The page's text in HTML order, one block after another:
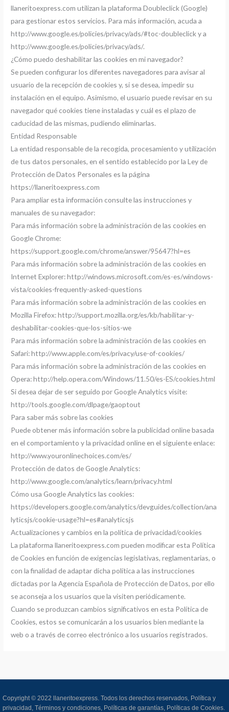
llaneritoexpress.com utilizan la plataforma Doubleclick (Google)
para gestionar estos servicios. Para más información, acuda a
http://www.google.es/policies/privacy/ads/#toc-doubleclick y a
http://www.google.es/policies/privacy/ads/.
¿Cómo puedo deshabilitar las cookies en mi navegador?
Se pueden configurar los diferentes navegadores para avisar al
usuario de la recepción de cookies y, si se desea, impedir su
instalación en el equipo. Asimismo, el usuario puede revisar en su
navegador qué cookies tiene instaladas y cuál es el plazo de
caducidad de las mismas, pudiendo eliminarlas.
Entidad Responsable
La entidad responsable de la recogida, procesamiento y utilización
de tus datos personales, en el sentido establecido por la Ley de
Protección de Datos Personales es la página
https://llaneritoexpress.com
Para ampliar esta información consulte las instrucciones y
manuales de su navegador:
Para más información sobre la administración de las cookies en
Google Chrome:
https://support.google.com/chrome/answer/95647?hl=es
Para más información sobre la administración de las cookies en
Internet Explorer: http://windows.microsoft.com/es-es/windows-
vista/cookies-frequently-asked-questions
Para más información sobre la administración de las cookies en
Mozilla Firefox: http://support.mozilla.org/es/kb/habilitar-y-
deshabilitar-cookies-que-los-sitios-we
Para más información sobre la administración de las cookies en
Safari: http://www.apple.com/es/privacy/use-of-cookies/
Para más información sobre la administración de las cookies en
Opera: http://help.opera.com/Windows/11.50/es-ES/cookies.html
Si desea dejar de ser seguido por Google Analytics visite:
http://tools.google.com/dlpage/gaoptout
Para saber más sobre las cookies
Puede obtener más información sobre la publicidad online basada
en el comportamiento y la privacidad online en el siguiente enlace:
http://www.youronlinechoices.com/es/
Protección de datos de Google Analytics:
http://www.google.com/analytics/learn/privacy.html
Cómo usa Google Analytics las cookies:
https://developers.google.com/analytics/devguides/collection/ana
lyticsjs/cookie-usage?hl=es#analyticsjs
Actualizaciones y cambios en la política de privacidad/cookies
La plataforma llaneritoexpress.com pueden modificar esta Política
de Cookies en función de exigencias legislativas, reglamentarias, o
con la finalidad de adaptar dicha política a las instrucciones
dictadas por la Agencia Española de Protección de Datos, por ello
se aconseja a los usuarios que la visiten periódicamente.
Cuando se produzcan cambios significativos en esta Política de
Cookies, estos se comunicarán a los usuarios bien mediante la
web o a través de correo electrónico a los usuarios registrados.
Copyright © 2022 llaneritoexpress. Todos los derechos reservados, Política y
privacidad, Términos y condiciones, Políticas de garantías, Políticas de Cookies.